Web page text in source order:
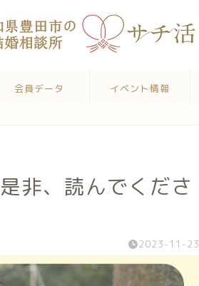
会員データ イベント情報
非、読んでくださ
2023-11-23